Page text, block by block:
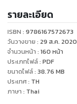
รายละเอียด
ISBN : 9786167572673
วันวางขาย : 29 ส.ค. 2020
จำนวนหน้า : 160 หน้า
ประเภทไฟล์: PDF
ขนาดไฟล์: 38.76 MB
ประเทศ: TH
ภาษา : Thai